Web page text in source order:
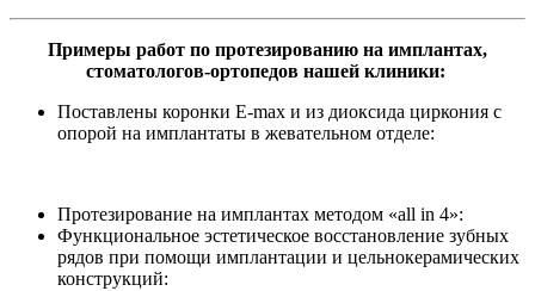
Примеры работ по протезированию на имплантах,
стоматологов-ортопедов нашей клиники:
Поставлены коронки E-max и из диоксида циркония с
опорой на имплантаты в жевательном отделе:
Протезирование на имплантах методом «all in 4»:
Функциональное эстетическое восстановление зубных
рядов при помощи имплантации и цельнокерамических
конструкций: